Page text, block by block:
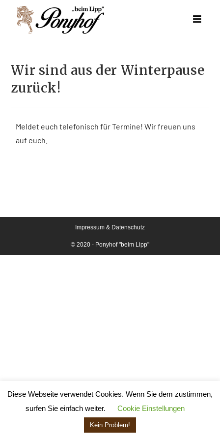
Wir sind aus der Winterpause
zurück!
Meldet euch telefonisch für Termine! Wir freuen uns
auf euch.
Impressum & Datenschutz
© 2020 - Ponyhof "beim Lipp"
Diese Webseite verwendet Cookies. Wenn Sie dem zustimmen,
surfen Sie einfach weiter.
Cookie Einstellungen
Kein Problem!